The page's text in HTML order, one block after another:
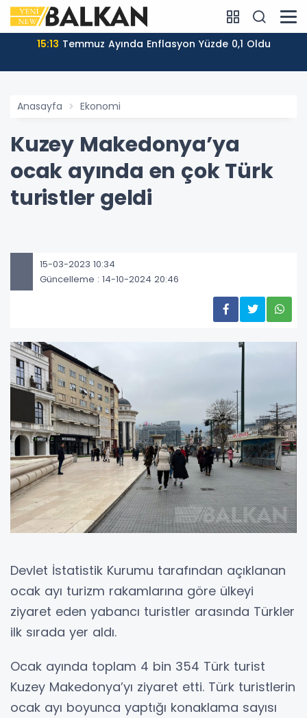
15:13 Temmuz Ayında Enflasyon Yüzde 0,1 Oldu
Anasayfa Ekonomi
Kuzey Makedonya’ya
ocak ayında en çok Türk
turistler geldi
15-03-2023 10:34
Güncelleme : 14-10-2024 20:46
Devlet İstatistik Kurumu tarafından açıklanan
ocak ayı turizm rakamlarına göre ülkeyi
ziyaret eden yabancı turistler arasında Türkler
ilk sırada yer aldı.
Ocak ayında toplam 4 bin 354 Türk turist
Kuzey Makedonya’yı ziyaret etti. Türk turistlerin
ocak ayı boyunca yaptığı konaklama sayısı